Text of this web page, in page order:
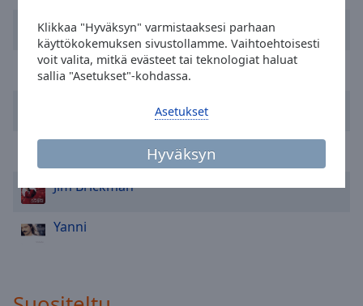
Klikkaa "Hyväksyn" varmistaaksesi parhaan
käyttökokemuksen sivustollamme. Vaihtoehtoisesti
voit valita, mitkä evästeet tai teknologiat haluat
sallia "Asetukset"-kohdassa.
Hyväksyn
Asetukset
Opacity
Caption
Opacity
Font
Size
Jon & Vangelis
Charlene
Within Temptation
Jim Brickman
Yanni